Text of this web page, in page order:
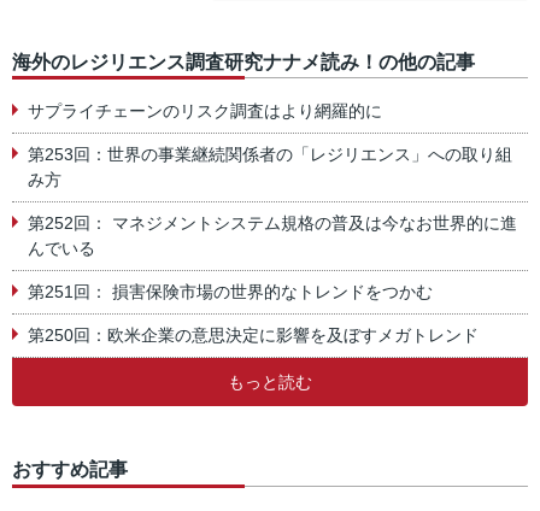
海外のレジリエンス調査研究ナナメ読み！の他の記事
サプライチェーンのリスク調査はより網羅的に
第253回：世界の事業継続関係者の「レジリエンス」への取り組
み方
第252回： マネジメントシステム規格の普及は今なお世界的に進
んでいる
第251回： 損害保険市場の世界的なトレンドをつかむ
第250回：欧米企業の意思決定に影響を及ぼすメガトレンド
もっと読む
おすすめ記事